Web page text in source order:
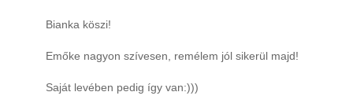
Bianka köszi!
Emőke nagyon szívesen, remélem jól sikerül majd!
Saját levében pedig így van:)))